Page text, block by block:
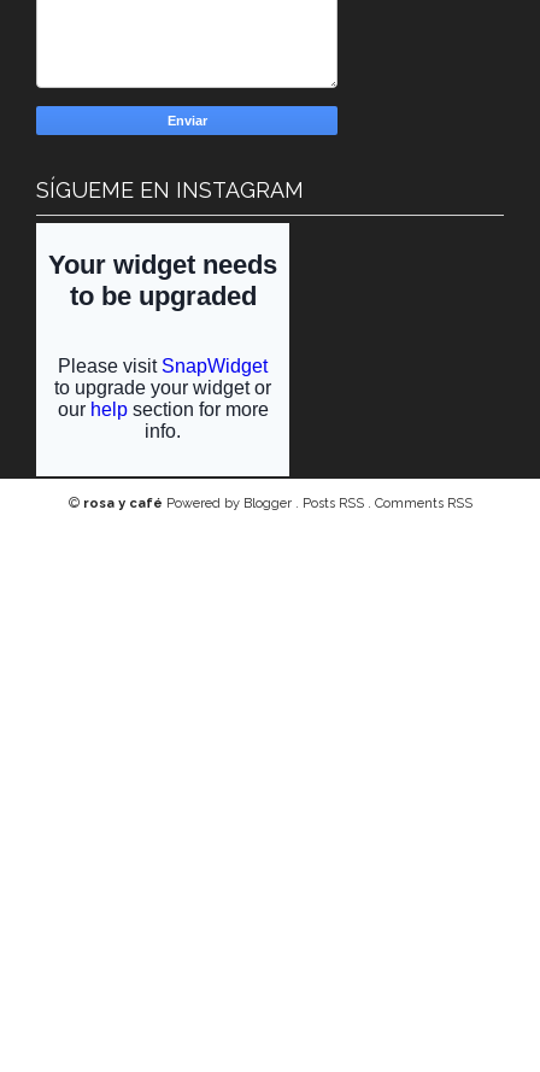
SÍGUEME EN INSTAGRAM
© rosa y café Powered by Blogger . Posts RSS . Comments RSS